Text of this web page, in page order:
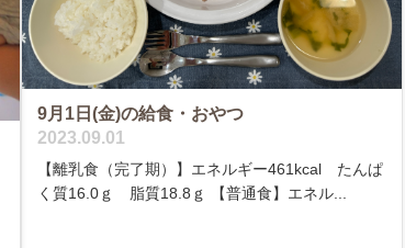
9月1日(金)の給食・おやつ
2023.09.01
【離乳食（完了期）】エネルギー461kcal たんぱ
く質16.0ｇ 脂質18.8ｇ 【普通食】エネル...